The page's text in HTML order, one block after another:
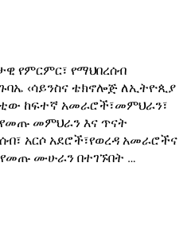
የምርምር፣ የማህበረሰብ
‹ሳይንስና ቴክኖሎጅ ለኢትዮጲያ
ከፍተኛ አመራሮች፣መምህራን፣
መምህራን እና ጥናት
አርሶ አደሮች፣የወረዳ አመራሮችና
ሙሁራን በተገኙበት …